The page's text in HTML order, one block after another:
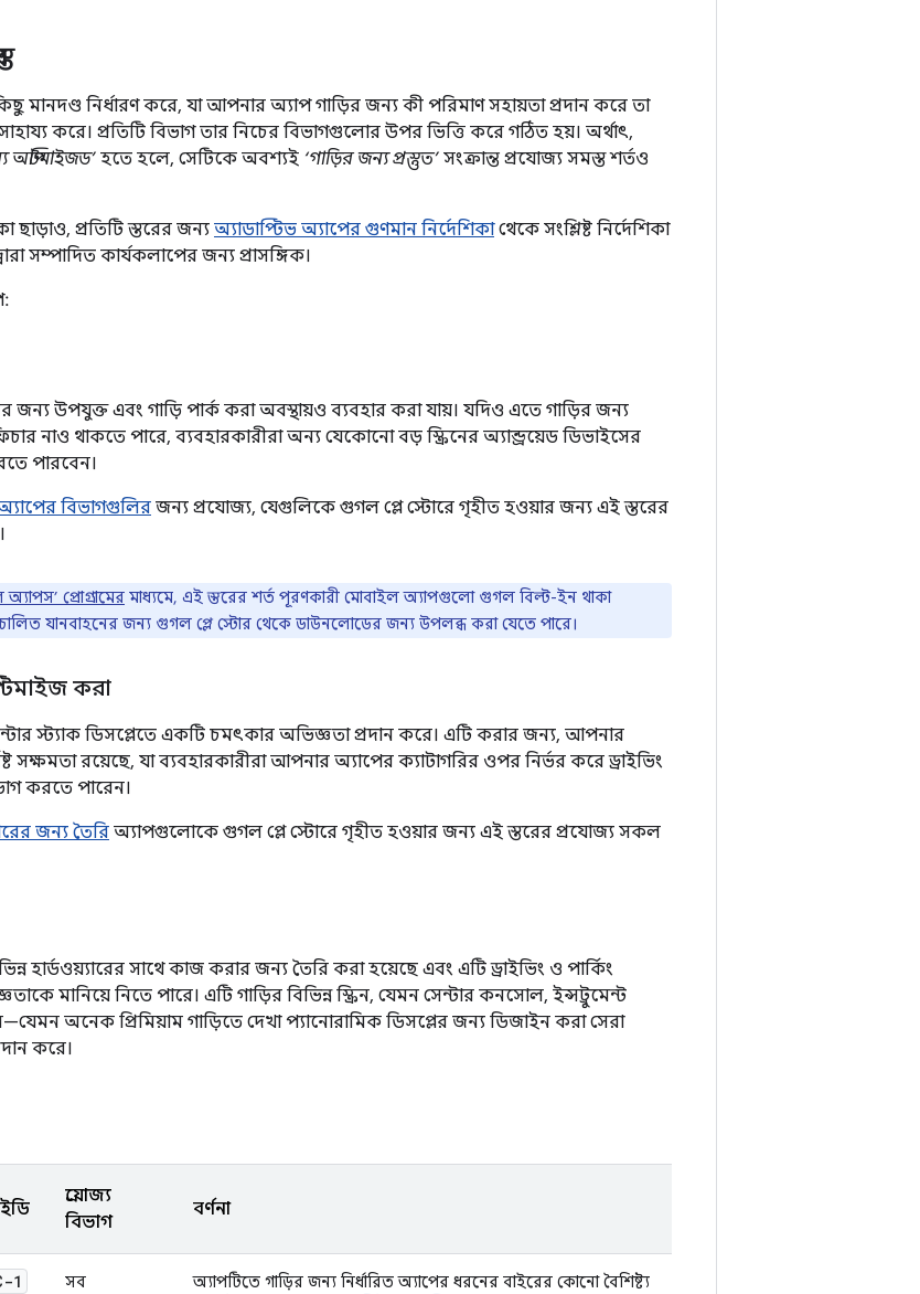
মানদণ্ড নির্ধারণ করে, যা আপনার অ্যাপ গাড়ির জন্য কী পরিমাণ সহায়তা প্রদান করে তা
করে। প্রতিটি বিভাগ তার নিচের বিভাগগুলোর উপর ভিত্তি করে গঠিত হয়। অর্থাৎ,
অপ্টিমাইজড’ হতে হলে, সেটিকে অবশ্যই ‘গাড়ির জন্য প্রস্তুত’ সংক্রান্ত প্রযোজ্য সমস্ত শর্তও
ছাড়াও, প্রতিটি স্তরের জন্যঅ্যাডাপ্টিভ অ্যাপের গুণমান নির্দেশিকাথেকে সংশ্লিষ্ট নির্দেশিকা
সম্পাদিত কার্যকলাপের জন্য প্রাসঙ্গিক।
জন্য উপযুক্ত এবং গাড়ি পার্ক করা অবস্থায়ও ব্যবহার করা যায়। যদিও এতে গাড়ির জন্য
নাও থাকতে পারে, ব্যবহারকারীরা অন্য যেকোনো বড় স্ক্রিনের অ্যান্ড্রয়েড ডিভাইসের
পারবেন।
বিভাগগুলিরজন্য প্রযোজ্য, যেগুলিকে গুগল প্লে স্টোরে গৃহীত হওয়ার জন্য এই স্তরের
প্রোগ্রামের মাধ্যমে, এই স্তরের শর্ত পূরণকারী মোবাইল অ্যাপগুলো গুগল বিল্ট-ইন থাকা
যানবাহনের জন্য গুগল প্লে স্টোর থেকে ডাউনলোডের জন্য উপলব্ধ করা যেতে পারে।
করা
স্ট্যাক ডিসপ্লেতে একটি চমৎকার অভিজ্ঞতা প্রদান করে। এটি করার জন্য, আপনার
সক্ষমতা রয়েছে, যা ব্যবহারকারীরা আপনার অ্যাপের ক্যাটাগরির ওপর নির্ভর করে ড্রাইভিং
করতে পারেন।
জন্য তৈরি অ্যাপগুলোকে গুগল প্লে স্টোরে গৃহীত হওয়ার জন্য এই স্তরের প্রযোজ্য সকল
হার্ডওয়্যারের সাথে কাজ করার জন্য তৈরি করা হয়েছে এবং এটি ড্রাইভিং ও পার্কিং
মানিয়ে নিতে পারে। এটি গাড়ির বিভিন্ন স্ক্রিন, যেমন সেন্টার কনসোল, ইন্সট্রুমেন্ট
অনেক প্রিমিয়াম গাড়িতে দেখা প্যানোরামিক ডিসপ্লের জন্য ডিজাইন করা সেরা
করে।
প্রযোজ্য
বিভাগ
বর্ণনা
1 সব
অ্যাপটিতে গাড়ির জন্য নির্ধারিত অ্যাপের ধরনের বাইরের কোনো বৈশিষ্ট্য